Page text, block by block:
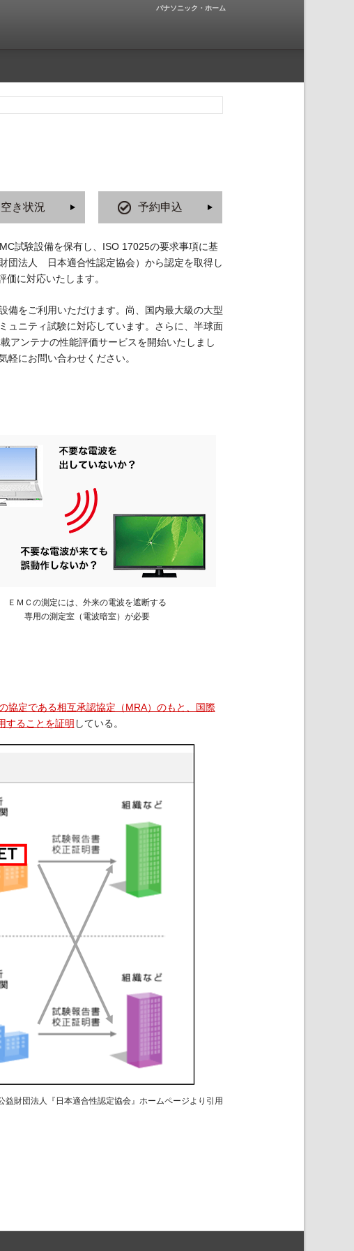
パナソニック・ホーム
空き状況 予約申込
試験設備を保有し、ISO 17025の要求事項に基
団法人 日本適合性認定協会）から認定を取得し
に対応いたします。
備をご利用いただけます。尚、国内最大級の大型
ュニティ試験に対応しています。さらに、半球面
アンテナの性能評価サービスを開始いたしまし
にお問い合わせください。
ＥＭＣの測定には、外来の電波を遮断する
専用の測定室（電波暗室）が必要
協定である相互承認協定（MRA）のもと、国際
することを証明 している。
益財団法人『日本適合性認定協会』ホームページより引用